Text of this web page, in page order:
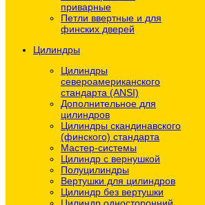
приварные
Петли ввертные и для
финских дверей
Цилиндры
Цилиндры
североамериканского
стандарта (ANSI)
Дополнительное для
цилиндров
Цилиндры скандинавского
(финского) стандарта
Мастер-системы
Цилиндр с вернушкой
Полуцилиндры
Вертушки для цилиндров
Цилиндр без вертушки